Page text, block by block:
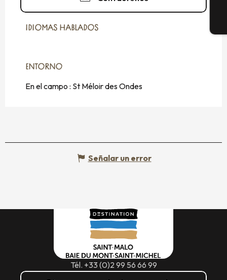
IDIOMAS HABLADOS
IDIOMAS HABLADOS
ENTORNO
ENTORNO
En el campo : St Méloir des Ondes
Señalar un error
Tél. +33 (0)2 99 56 66 99